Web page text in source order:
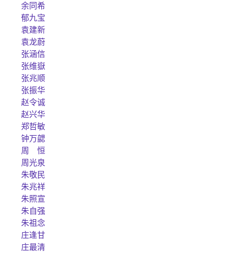
余同希
郁九宝
袁建新
袁龙蔚
张涵信
张维嶽
张兆顺
张振华
赵令诚
赵兴华
郑哲敏
钟万勰
周 恒
周光泉
朱敬民
朱兆祥
朱照宣
朱自强
朱祖念
庄逢甘
庄最清